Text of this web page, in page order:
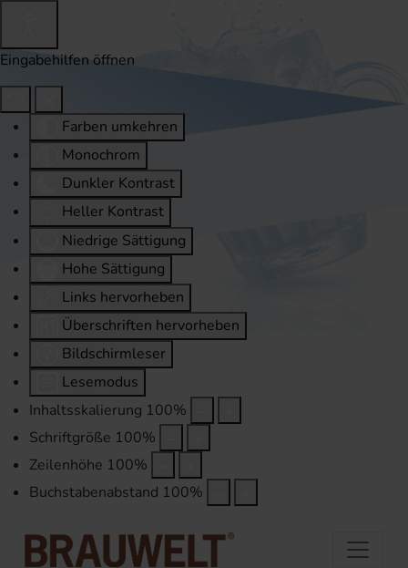
Eingabehilfen öffnen
Farben umkehren
Monochrom
Dunkler Kontrast
Heller Kontrast
Niedrige Sättigung
Hohe Sättigung
Links hervorheben
Überschriften hervorheben
Bildschirmleser
Lesemodus
Inhaltsskalierung 100%
Schriftgröße 100%
Zeilenhöhe 100%
Buchstabenabstand 100%